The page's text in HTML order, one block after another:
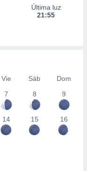
Última luz
21:55
Vie Sáb
Dom
7
8 9
14 15 16